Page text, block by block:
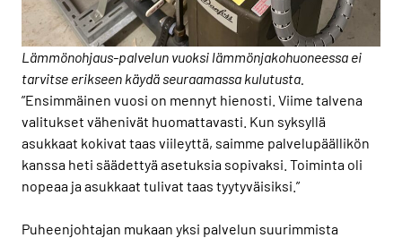
Lämmönohjaus-palvelun vuoksi lämmönjakohuoneessa ei
tarvitse erikseen käydä seuraamassa kulutusta.
”Ensimmäinen vuosi on mennyt hienosti. Viime talvena
valitukset vähenivät huomattavasti. Kun syksyllä
asukkaat kokivat taas viileyttä, saimme palvelupäällikön
kanssa heti säädettyä asetuksia sopivaksi. Toiminta oli
nopeaa ja asukkaat tulivat taas tyytyväisiksi.”
Puheenjohtajan mukaan yksi palvelun suurimmista